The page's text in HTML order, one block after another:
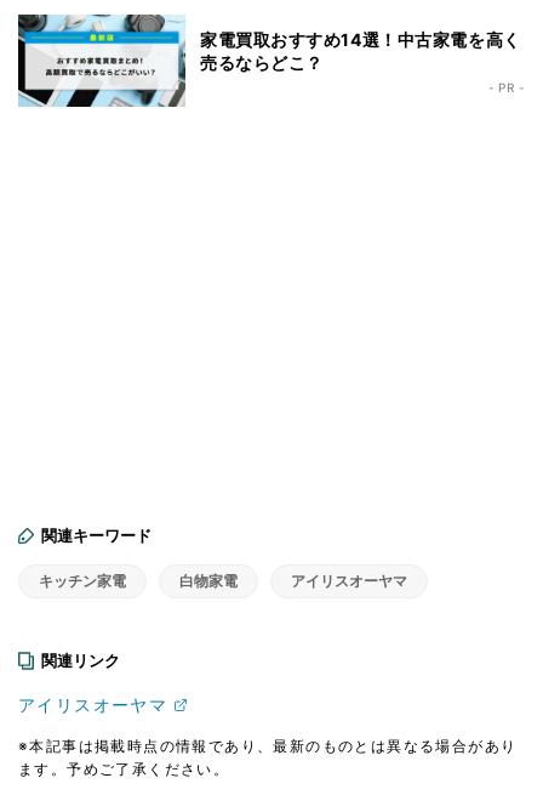
家電買取おすすめ14選！中古家電を高く
売るならどこ？
- PR -
関連キーワード
キッチン家電 白物家電 アイリスオーヤマ
関連リンク
アイリスオーヤマ
※本記事は掲載時点の情報であり、最新のものとは異なる場合があり
ます。予めご了承ください。